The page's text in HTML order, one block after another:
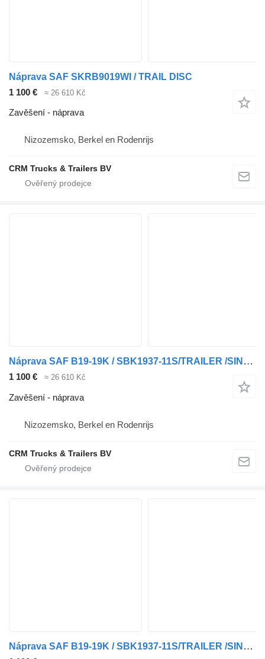
Náprava SAF SKRB9019WI / TRAIL DISC
1 100 €
≈ 26 610 Kč
Zavěšení - náprava
Nizozemsko, Berkel en Rodenrijs
CRM Trucks & Trailers BV
Náprava SAF B19-19K / SBK1937-11S/TRAILER /SINGLE TIRES/ DISC
1 100 € ≈ 26 610 Kč
Zavěšení - náprava
Nizozemsko, Berkel en Rodenrijs
CRM Trucks & Trailers BV
Náprava SAF B19-19K / SBK1937-11S/TRAILER /SINGLE TIRES/ DISC